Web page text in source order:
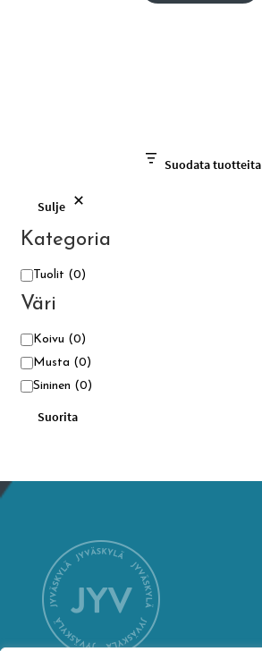
Suodata tuotteita
Sulje
Kategoria
Kategoria
Tuolit (0)
Väri
VäriKoivu (0)
Musta (0)
Sininen (0)
Suorita